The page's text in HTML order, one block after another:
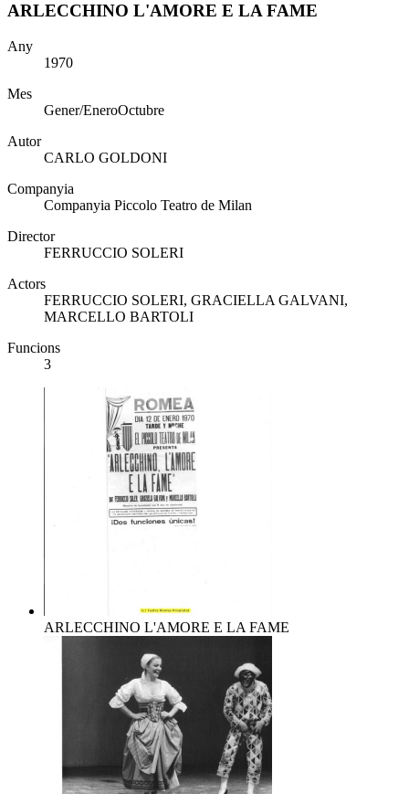
ARLECCHINO L'AMORE E LA FAME
Any
1970
Mes
Gener/EneroOctubre
Autor
CARLO GOLDONI
Companyia
Companyia Piccolo Teatro de Milan
Director
FERRUCCIO SOLERI
Actors
FERRUCCIO SOLERI, GRACIELLA GALVANI,
MARCELLO BARTOLI
Funcions
3
ARLECCHINO L'AMORE E LA FAME